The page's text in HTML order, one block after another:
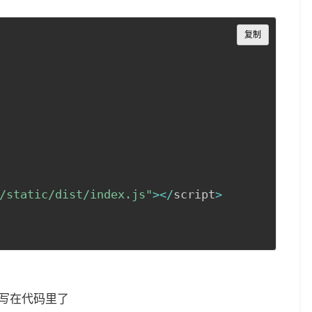
static/dist/index.js"></script>
复制
Copy
在代码里了